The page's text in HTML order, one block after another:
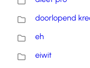
doorlopend
eh
eiwit